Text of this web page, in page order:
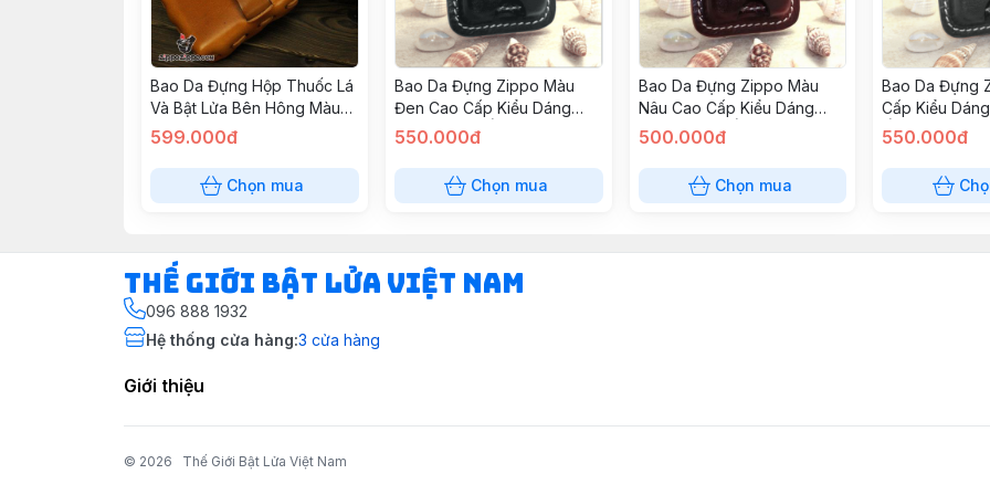
Bao Da Đựng Hộp Thuốc Lá
Và Bật Lửa Bên Hông Màu
Da
599.000đ
Chọn mua
Bao Da Đựng Zippo Màu
Đen Cao Cấp Kiểu Dáng
Sang Trọng Ốp Hình Đại Bàn
550.000đ
Chọn mua
Bao Da Đựng Zippo Màu
Nâu Cao Cấp Kiểu Dáng
Sang Trọng Ốp Hình Đại Bàn
500.000đ
Chọn mua
Bao Da Đựng
Cấp Kiểu
Ốp Hình Ngôi
550.000đ
Thế Giới Bật Lửa Việt Nam
096 888 1932
Hệ thống cửa hàng:3 cửa hàng
Giới thiệu
© 2026 Thế Giới Bật Lửa Việt Nam